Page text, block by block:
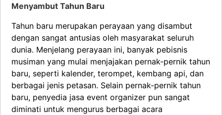
Menyambut Tahun Baru
Tahun baru merupakan perayaan yang disambut
dengan sangat antusias oleh masyarakat seluruh
dunia. Menjelang perayaan ini, banyak pebisnis
musiman yang mulai menjajakan pernak-pernik tahun
baru, seperti kalender, terompet, kembang api, dan
berbagai jenis petasan. Selain pernak-pernik tahun
baru, penyedia jasa event organizer pun sangat
diminati untuk mengurus berbagai acara